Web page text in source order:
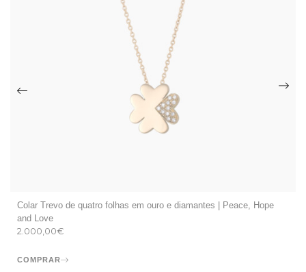
Colar Trevo de quatro folhas em ouro e diamantes | Peace, Hope
and Love
2.000,00€
COMPRAR